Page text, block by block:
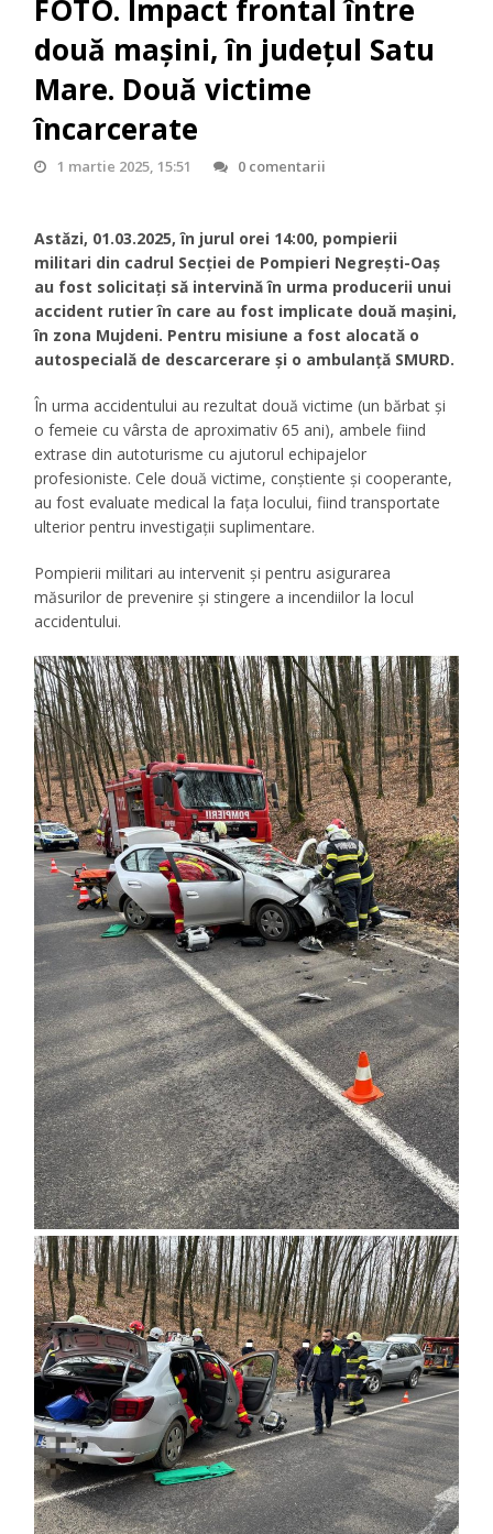
FOTO. Impact frontal între
două mașini, în județul Satu
Mare. Două victime
încarcerate
1 martie 2025, 15:51 0 comentarii
Astăzi, 01.03.2025, în jurul orei 14:00, pompierii
militari din cadrul Secției de Pompieri Negrești-Oaș
au fost solicitați să intervină în urma producerii unui
accident rutier în care au fost implicate două mașini,
în zona Mujdeni. Pentru misiune a fost alocată o
autospecială de descarcerare și o ambulanță SMURD.
În urma accidentului au rezultat două victime (un bărbat și
o femeie cu vârsta de aproximativ 65 ani), ambele fiind
extrase din autoturisme cu ajutorul echipajelor
profesioniste. Cele două victime, conștiente și cooperante,
au fost evaluate medical la fața locului, fiind transportate
ulterior pentru investigații suplimentare.
Pompierii militari au intervenit și pentru asigurarea
măsurilor de prevenire și stingere a incendiilor la locul
accidentului.